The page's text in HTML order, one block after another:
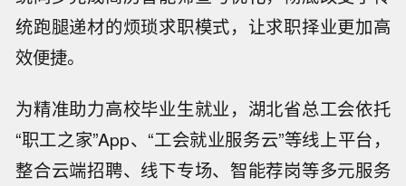
统跑腿递材的烦琐求职模式，让求职择业更加高
效便捷。
为精准助力高校毕业生就业，湖北省总工会依托
“职工之家”App、“工会就业服务云”等线上平台，
整合云端招聘、线下专场、智能荐岗等多元服务